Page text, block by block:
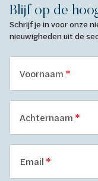
Blijf op de
Schrijf je in voor onze
nieuwigheden uit de
Voornaam
Achternaam
Email